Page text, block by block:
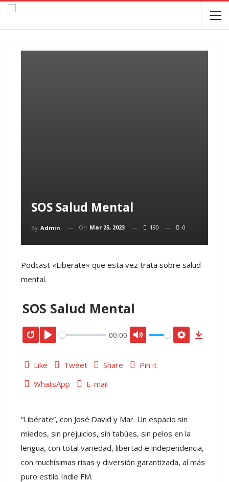
SOS Salud Mental
By Admin On Mar 25, 2023 190 0
Podcast «Liberate» que esta vez trata sobre salud
mental.
SOS Salud Mental
00:00
Like Tweet Share
Pin it
WhatsApp
E-mail
“Libérate”, con José David y Mar. Un espacio sin
miedos, sin prejuicios, sin tabúes, sin pelos en la
lengua, con total variedad, libertad e independencia,
con muchísimas risas y diversión garantizada, al más
puro estilo Indie FM.